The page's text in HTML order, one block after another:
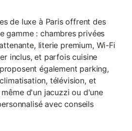
de luxe à Paris offrent des
gamme : chambres privées
literie premium, Wi-Fi
inclus, et parfois cuisine
également parking,
télévision, et
d'un jacuzzi ou d'une
avec conseils